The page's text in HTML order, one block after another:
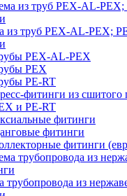
из труб PEX-AL-PEX;
PEX-AL-PEX
PEX
PE-RT
фитинги из сшитого
и PE-RT
фитинги
фитинги
фитинги
трубопровода из